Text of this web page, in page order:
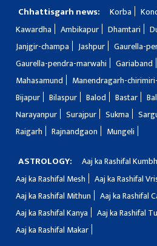
Chhattisgarh news: Korba
Kawardha
Ambikapur Dhamtari
Janjgir-champa
Jashpur
Gaurella-
Gaurella-pendra-marwahi
Gariaband
Mahasamund
Manendragarh-
Bijapur
Bilaspur Balod Bastar
Narayanpur
Surajpur Sukma
Raigarh
Rajnandgaon Mungeli
ASTROLOGY: Aaj ka Rashifal Kumbh
Aaj ka Rashifal Mesh
Aaj ka Rashifal
Aaj ka Rashifal Mithun
Aaj ka Rashifal
Aaj ka Rashifal Kanya
Aaj ka Rashifal
Aaj ka Rashifal Makar